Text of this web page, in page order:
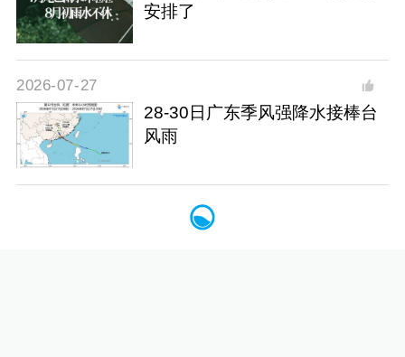
安排了
2026-07-27
28-30日广东季风强降水接棒台
风雨